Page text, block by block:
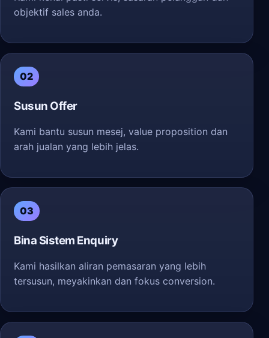
objektif sales anda.
02
Susun Offer
Kami bantu susun mesej, value proposition dan
arah jualan yang lebih jelas.
03
Bina Sistem Enquiry
Kami hasilkan aliran pemasaran yang lebih
tersusun, meyakinkan dan fokus conversion.